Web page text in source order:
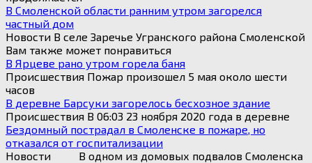
В Смоленской области ранним утром загорелся
частный дом
Новости В селе Заречье Угранского района Смоленской
Вам также может понравиться
В Ярцеве рано утром горела баня
Происшествия Пожар произошел 5 мая около шести
часов
В деревне Барсуки загорелось бесхозное здание
Происшествия В 06:03 23 ноября 2020 года в деревне
Бездомный пострадал в Смоленске в пожаре, но
отказался от госпитализации
Новости В одном из домовых подвалов Смоленска